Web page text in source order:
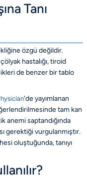
Tanı
özgü değildir.
hastalığı, tiroid
de benzer bir tablo
'de yayımlanan
tam kan
anemi saptandığında
gerektiği vurgulanmıştır.
oluştuğunda, tanıyı